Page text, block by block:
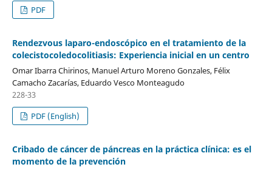
PDF
Rendezvous laparo-endoscópico en el tratamiento de la
colecistocoledocolitiasis: Experiencia inicial en un centro
Omar Ibarra Chirinos, Manuel Arturo Moreno Gonzales, Félix
Camacho Zacarías, Eduardo Vesco Monteagudo
228-33
PDF (English)
Cribado de cáncer de páncreas en la práctica clínica: es el
momento de la prevención